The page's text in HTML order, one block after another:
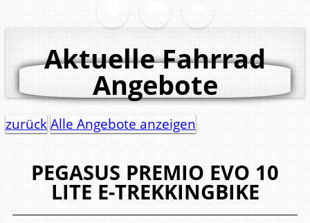
Aktuelle Fahrrad
Angebote
zurückAlle Angebote anzeigen
PEGASUS PREMIO EVO 10
LITE E-TREKKINGBIKE